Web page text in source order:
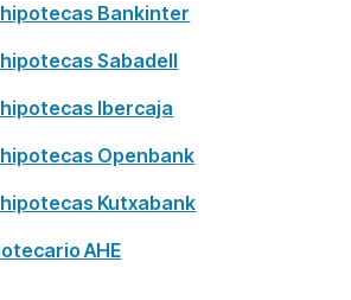
Bankinter
Sabadell
Ibercaja
Openbank
Kutxabank
AHE